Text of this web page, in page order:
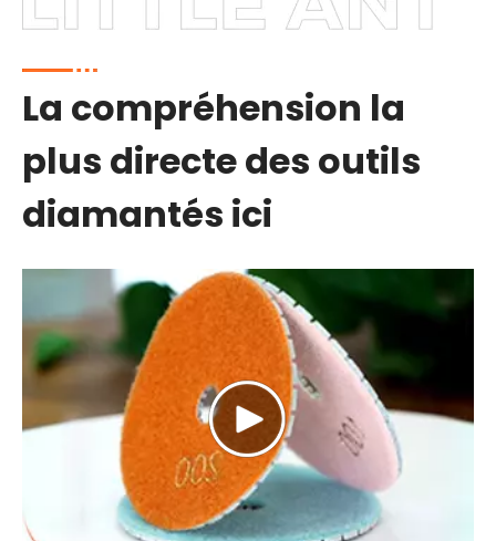
La compréhension la
plus directe des outils
diamantés ici